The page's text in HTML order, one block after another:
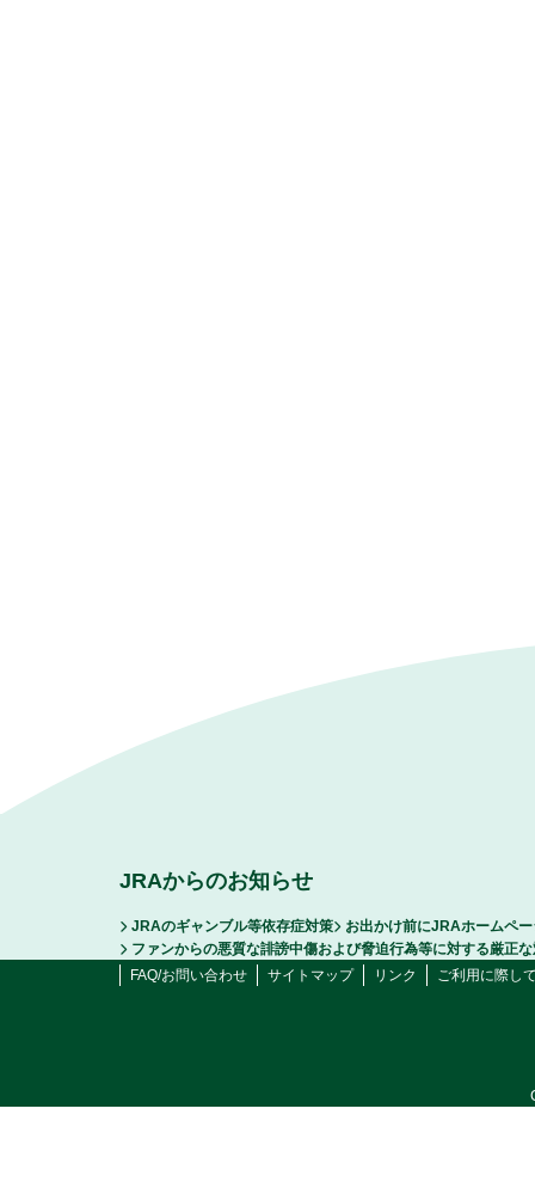
JRAからのお知らせ
JRAのギャンブル等依存症対策
お出かけ前にJRAホームペ
ファンからの悪質な誹謗中傷および脅迫行為等に対する厳正
FAQ/お問い合わせ
サイトマップ リンク ご利用に際し